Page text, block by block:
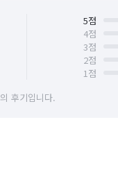
5점
4점
3점
2점
1점
후기입니다.